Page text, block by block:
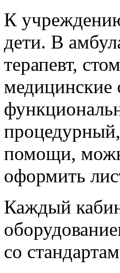
К
дети. В
терапевт,
медицинские
помощи,
оформить
Каждый
со